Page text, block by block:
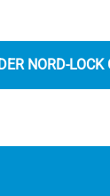
NORD-LOCK